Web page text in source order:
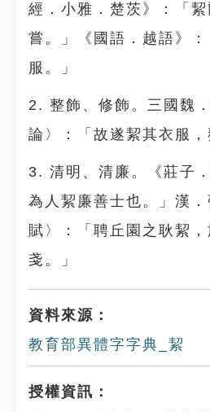
經．小雅．楚茨》：「
嘗。」《國語．越語》
服。」
2. 整飾、修飾。三國魏
論〉：「故遂絜其衣服，
3. 清明、清廉。《莊子
為人絜廉善士也。」漢
賦〉：「聘丘園之耿絜
戔。」
資料來源：
教育部異體字字典_絜
授權資訊：